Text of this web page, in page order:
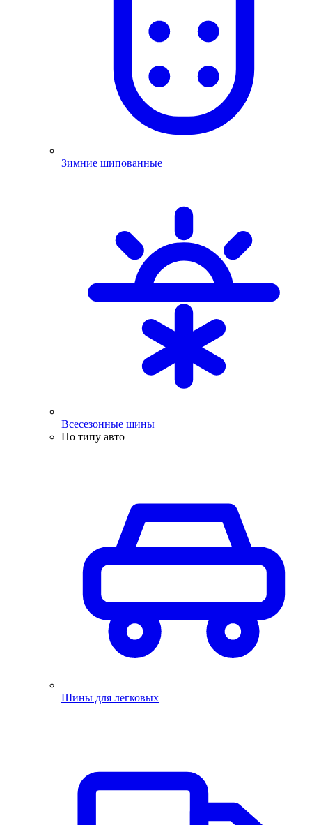
Зимние шипованные
Всесезонные шины
По типу авто
Шины для легковых